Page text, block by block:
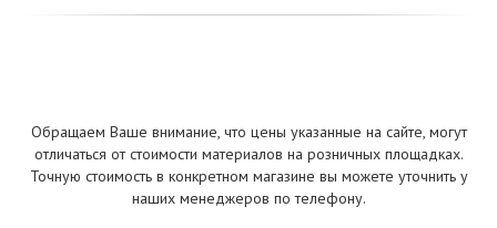
Обращаем Ваше внимание, что цены указанные на сайте, могут
отличаться от стоимости материалов на розничных площадках.
Точную стоимость в конкретном магазине вы можете уточнить у
наших менеджеров по телефону.